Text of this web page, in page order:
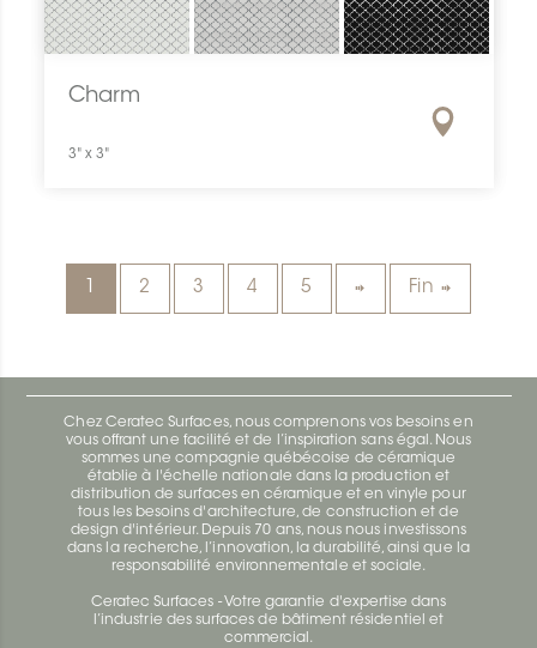
Charm
3" x 3"
1 2 3 4 5 Fin
Chez Ceratec Surfaces, nous comprenons vos besoins en
vous offrant une facilité et de l’inspiration sans égal. Nous
sommes une compagnie québécoise de céramique
établie à l'échelle nationale dans la production et
distribution de surfaces en céramique et en vinyle pour
tous les besoins d'architecture, de construction et de
design d'intérieur. Depuis 70 ans, nous nous investissons
dans la recherche, l’innovation, la durabilité, ainsi que la
responsabilité environnementale et sociale.
Ceratec Surfaces - Votre garantie d'expertise dans
l’industrie des surfaces de bâtiment résidentiel et
commercial.